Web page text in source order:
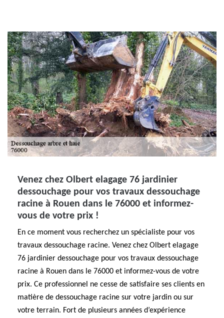
Venez chez Olbert elagage 76 jardinier
dessouchage pour vos travaux dessouchage
racine à Rouen dans le 76000 et informez-
vous de votre prix !
En ce moment vous recherchez un spécialiste pour vos
travaux dessouchage racine. Venez chez Olbert elagage
76 jardinier dessouchage pour vos travaux dessouchage
racine à Rouen dans le 76000 et informez-vous de votre
prix. Ce professionnel ne cesse de satisfaire ses clients en
matière de dessouchage racine sur votre jardin ou sur
votre terrain. Fort de plusieurs années d’expérience